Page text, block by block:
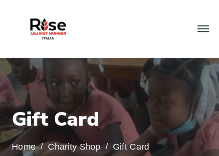
Gift Card
Home Charity Shop Gift Card